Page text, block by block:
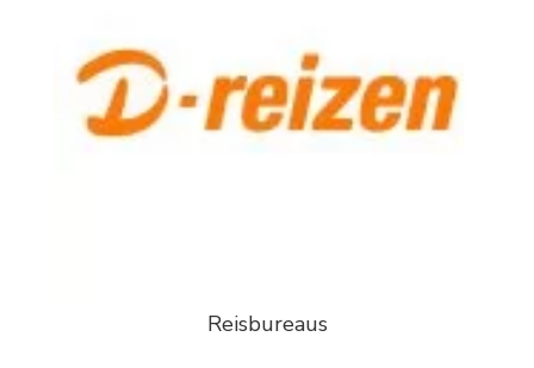
Reisbureaus